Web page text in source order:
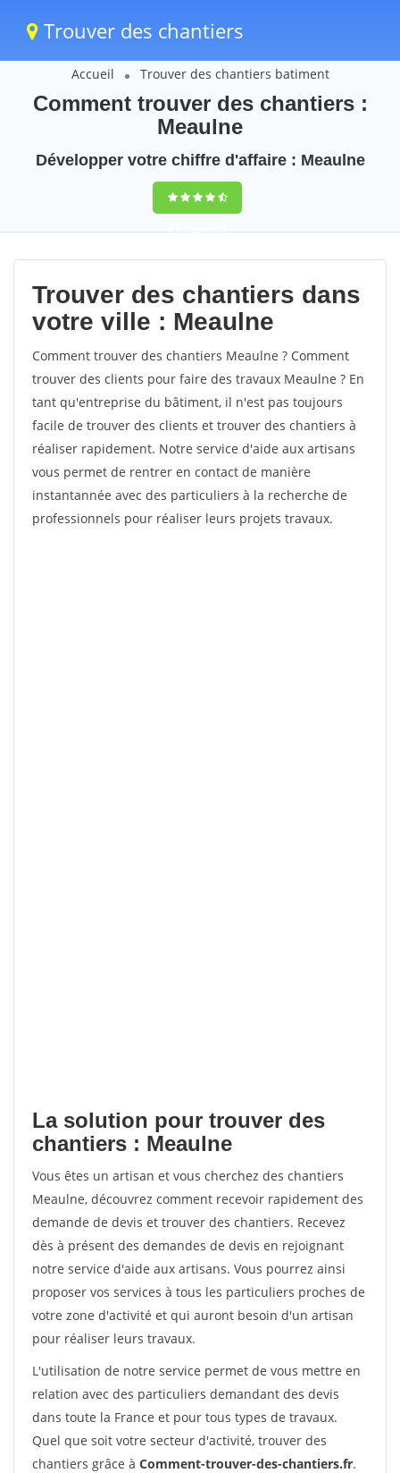
Trouver des chantiers
Accueil Trouver des chantiers batiment
Comment trouver des chantiers :
Meaulne
Développer votre chiffre d'affaire : Meaulne
9,5(100%)37
votes
Trouver des chantiers dans
votre ville : Meaulne
Comment trouver des chantiers Meaulne ? Comment
trouver des clients pour faire des travaux Meaulne ? En
tant qu'entreprise du bâtiment, il n'est pas toujours
facile de trouver des clients et trouver des chantiers à
réaliser rapidement. Notre service d'aide aux artisans
vous permet de rentrer en contact de manière
instantannée avec des particuliers à la recherche de
professionnels pour réaliser leurs projets travaux.
La solution pour trouver des
chantiers : Meaulne
Vous êtes un artisan et vous cherchez des chantiers
Meaulne, découvrez comment recevoir rapidement des
demande de devis et trouver des chantiers. Recevez
dès à présent des demandes de devis en rejoignant
notre service d'aide aux artisans. Vous pourrez ainsi
proposer vos services à tous les particuliers proches de
votre zone d'activité et qui auront besoin d'un artisan
pour réaliser leurs travaux.
L'utilisation de notre service permet de vous mettre en
relation avec des particuliers demandant des devis
dans toute la France et pour tous types de travaux.
Quel que soit votre secteur d'activité, trouver des
chantiers grâce à Comment-trouver-des-chantiers.fr.